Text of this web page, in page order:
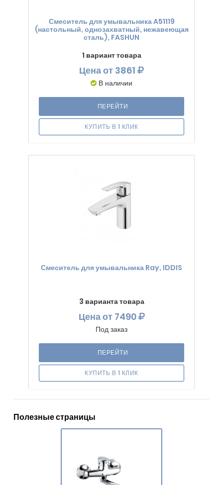
Смеситель для умывальника A51119
(настольный, однозахватный, нежавеющая
сталь), FASHUN
1 вариант товара
Ценаот 3861
В наличии
ПЕРЕЙТИ
КУПИТЬ В 1 КЛИК
Смеситель для умывальника Ray, IDDIS
3 варианта товара
Ценаот 7490
Под заказ
ПЕРЕЙТИ
КУПИТЬ В 1 КЛИК
Полезные страницы